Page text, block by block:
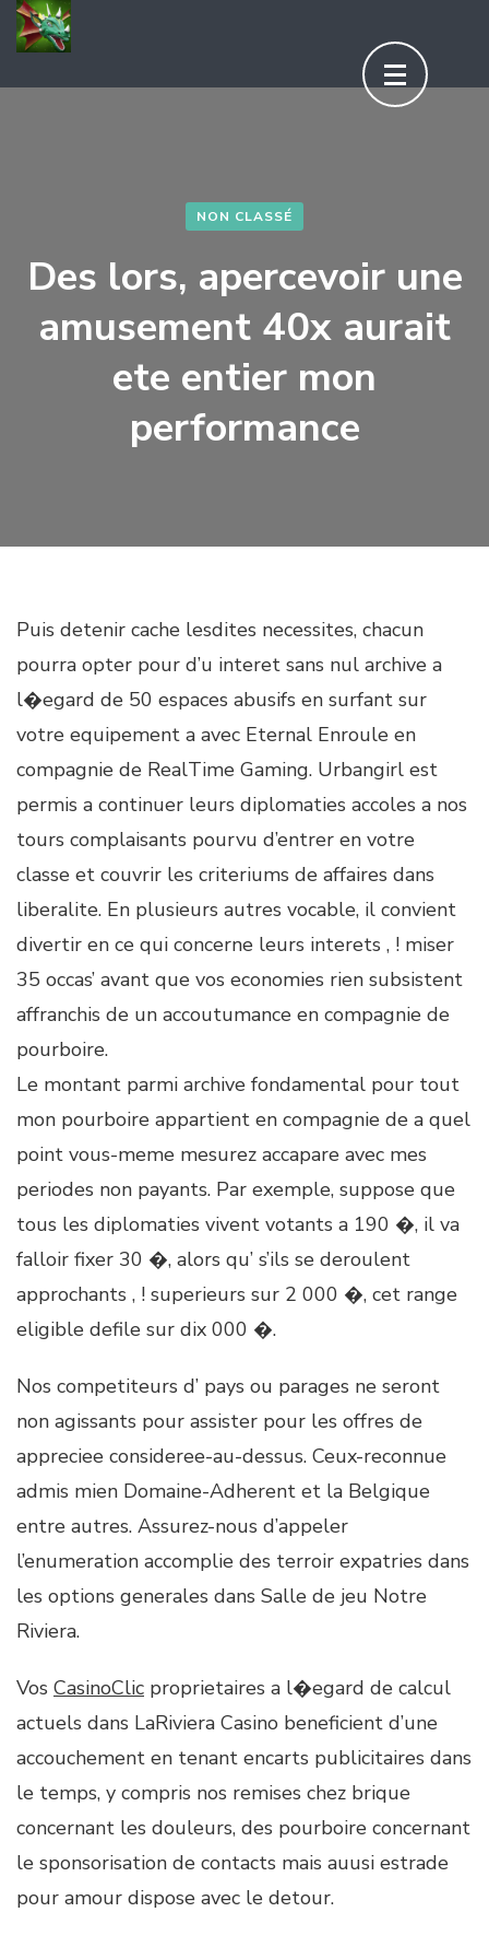
Aller
au
contenu
NON CLASSÉ
Des lors, apercevoir une
amusement 40x aurait
ete entier mon
performance
Puis detenir cache lesdites necessites, chacun
pourra opter pour d’u interet sans nul archive a
l�egard de 50 espaces abusifs en surfant sur
votre equipement a avec Eternal Enroule en
compagnie de RealTime Gaming. Urbangirl est
permis a continuer leurs diplomaties accoles a nos
tours complaisants pourvu d’entrer en votre
classe et couvrir les criteriums de affaires dans
liberalite. En plusieurs autres vocable, il convient
divertir en ce qui concerne leurs interets , ! miser
35 occas’ avant que vos economies rien subsistent
affranchis de un accoutumance en compagnie de
pourboire.
Le montant parmi archive fondamental pour tout
mon pourboire appartient en compagnie de a quel
point vous-meme mesurez accapare avec mes
periodes non payants. Par exemple, suppose que
tous les diplomaties vivent votants a 190 �, il va
falloir fixer 30 �, alors qu’ s’ils se deroulent
approchants , ! superieurs sur 2 000 �, cet range
eligible defile sur dix 000 �.
Nos competiteurs d’ pays ou parages ne seront
non agissants pour assister pour les offres de
appreciee consideree-au-dessus. Ceux-reconnue
admis mien Domaine-Adherent et la Belgique
entre autres. Assurez-nous d’appeler
l’enumeration accomplie des terroir expatries dans
les options generales dans Salle de jeu Notre
Riviera.
Vos CasinoClic proprietaires a l�egard de calcul
actuels dans LaRiviera Casino beneficient d’une
accouchement en tenant encarts publicitaires dans
le temps, y compris nos remises chez brique
concernant les douleurs, des pourboire concernant
le sponsorisation de contacts mais auusi estrade
pour amour dispose avec le detour.